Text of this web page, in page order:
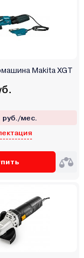
Makita XGT
руб./мес.